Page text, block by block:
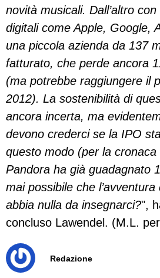
novità musicali. Dall’altro
digitali come Apple, Google,
una piccola azienda da 137
fatturato, che perde ancora
(ma potrebbe raggiungere il
2012). La sostenibilità di
ancora incerta, ma
devono crederci se la IPO
questo modo (per la
Pandora ha già guadagnato
mai possibile che
abbia nulla da insegnarci?",
concluso Lawendel. (M.L.
Redazione